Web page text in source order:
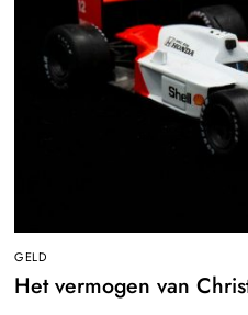
GELD
Het vermogen van